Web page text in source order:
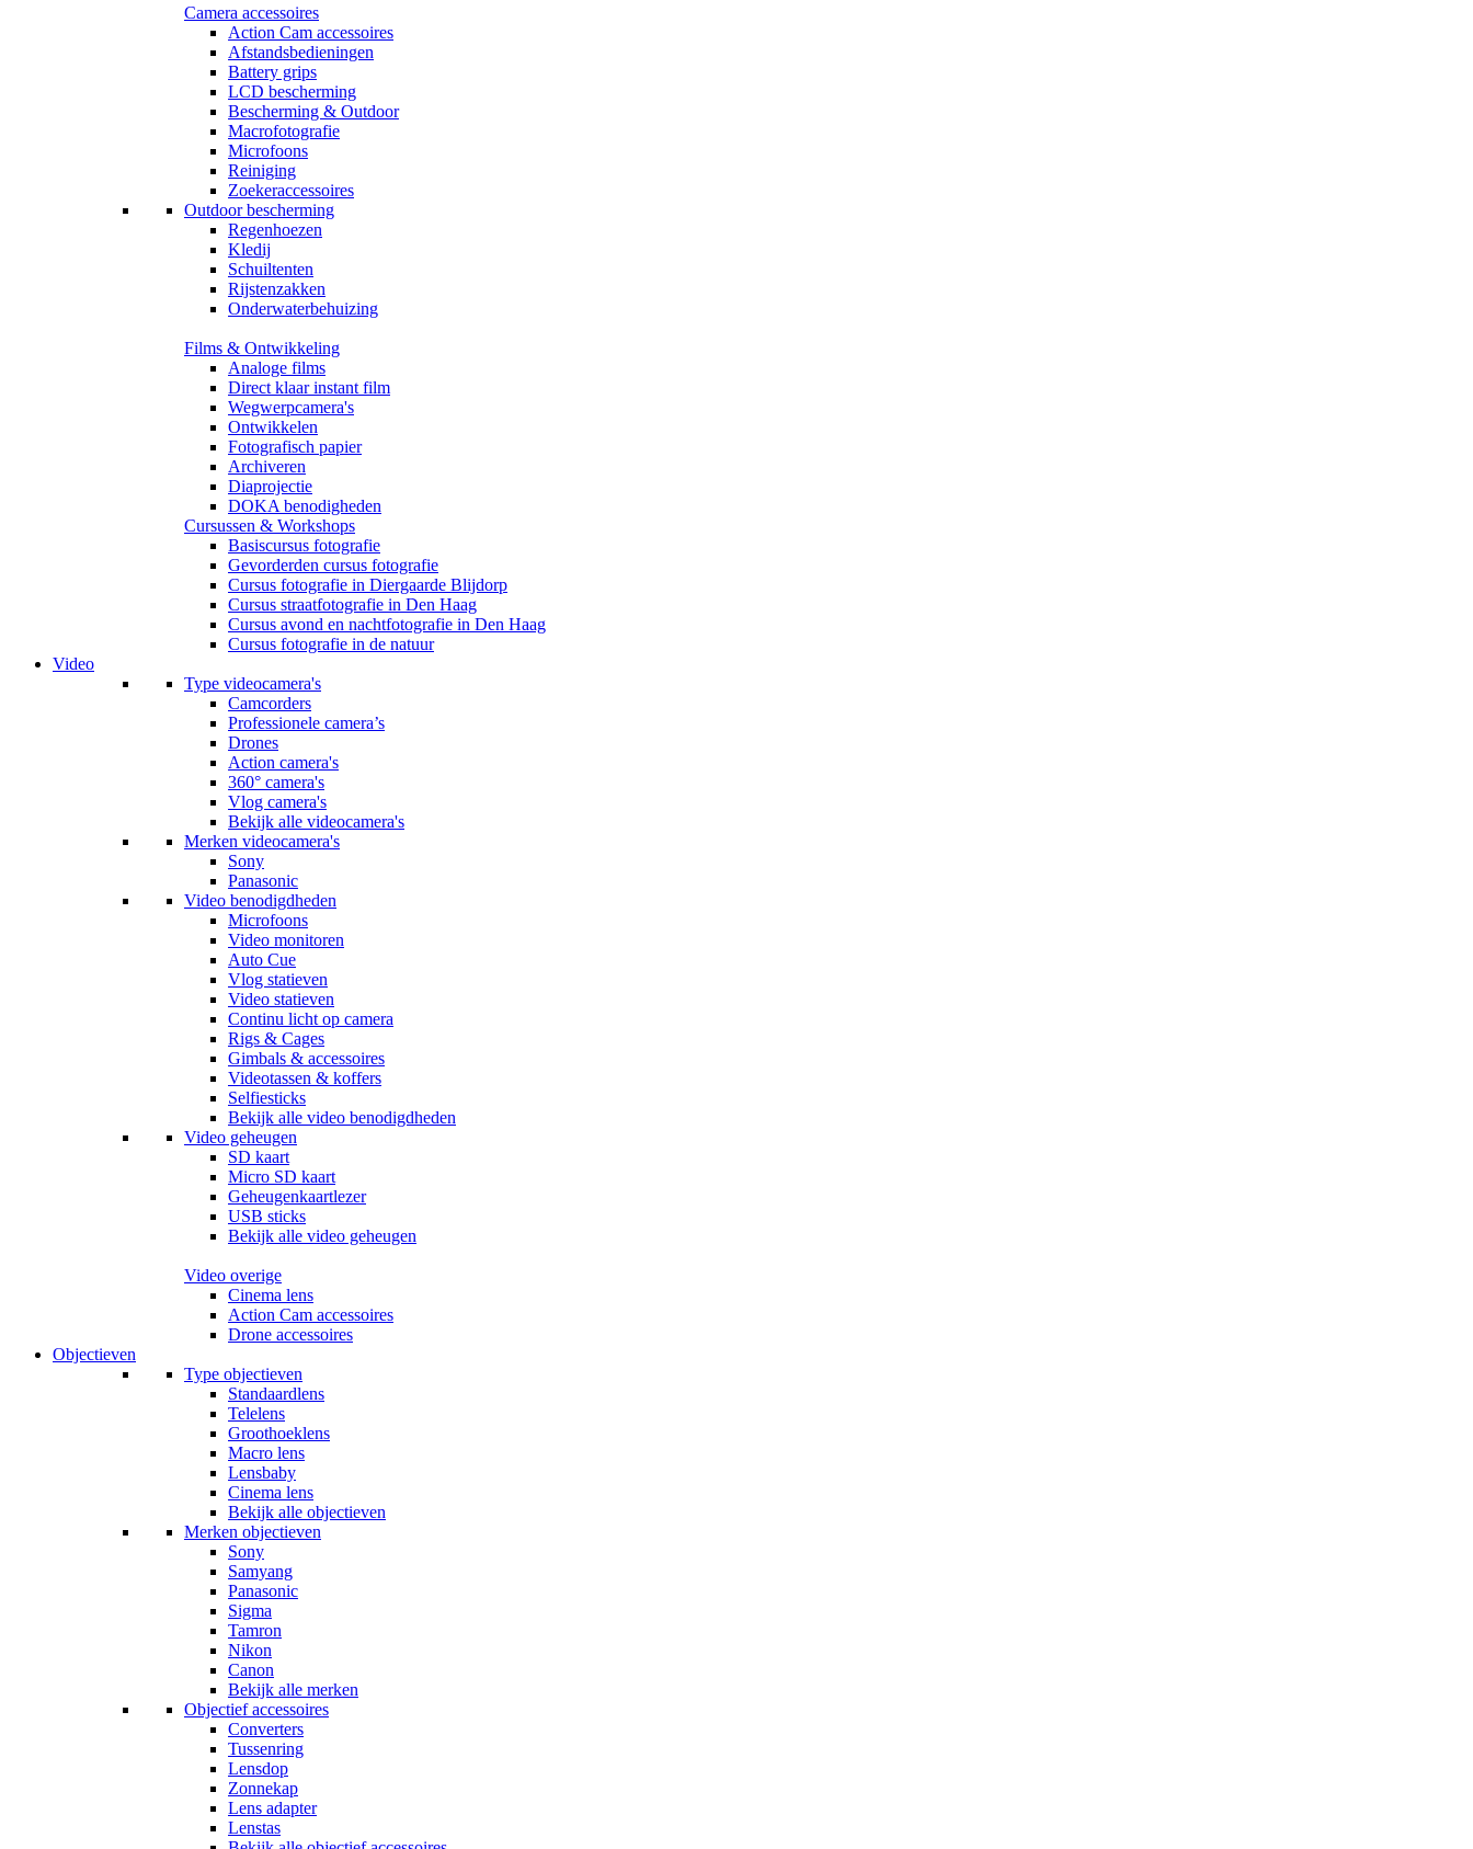
Camera accessoires
Action Cam accessoires
Afstandsbedieningen
Battery grips
LCD bescherming
Bescherming & Outdoor
Macrofotografie
Microfoons
Reiniging
Zoekeraccessoires
Outdoor bescherming
Regenhoezen
Kledij
Schuiltenten
Rijstenzakken
Onderwaterbehuizing
Films & Ontwikkeling
Analoge films
Direct klaar instant film
Wegwerpcamera's
Ontwikkelen
Fotografisch papier
Archiveren
Diaprojectie
DOKA benodigheden
Cursussen & Workshops
Basiscursus fotografie
Gevorderden cursus fotografie
Cursus fotografie in Diergaarde Blijdorp
Cursus straatfotografie in Den Haag
Cursus avond en nachtfotografie in Den Haag
Cursus fotografie in de natuur
Video
Type videocamera's
Camcorders
Professionele camera’s
Drones
Action camera's
360° camera's
Vlog camera's
Bekijk alle videocamera's
Merken videocamera's
Sony
Panasonic
Video benodigdheden
Microfoons
Video monitoren
Auto Cue
Vlog statieven
Video statieven
Continu licht op camera
Rigs & Cages
Gimbals & accessoires
Videotassen & koffers
Selfiesticks
Bekijk alle video benodigdheden
Video geheugen
SD kaart
Micro SD kaart
Geheugenkaartlezer
USB sticks
Bekijk alle video geheugen
Video overige
Cinema lens
Action Cam accessoires
Drone accessoires
Objectieven
Type objectieven
Standaardlens
Telelens
Groothoeklens
Macro lens
Lensbaby
Cinema lens
Bekijk alle objectieven
Merken objectieven
Sony
Samyang
Panasonic
Sigma
Tamron
Nikon
Canon
Bekijk alle merken
Objectief accessoires
Converters
Tussenring
Lensdop
Zonnekap
Lens adapter
Lenstas